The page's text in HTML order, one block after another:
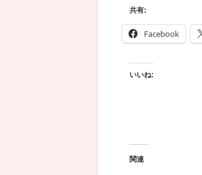
共有:
Facebook
いいね:
関連